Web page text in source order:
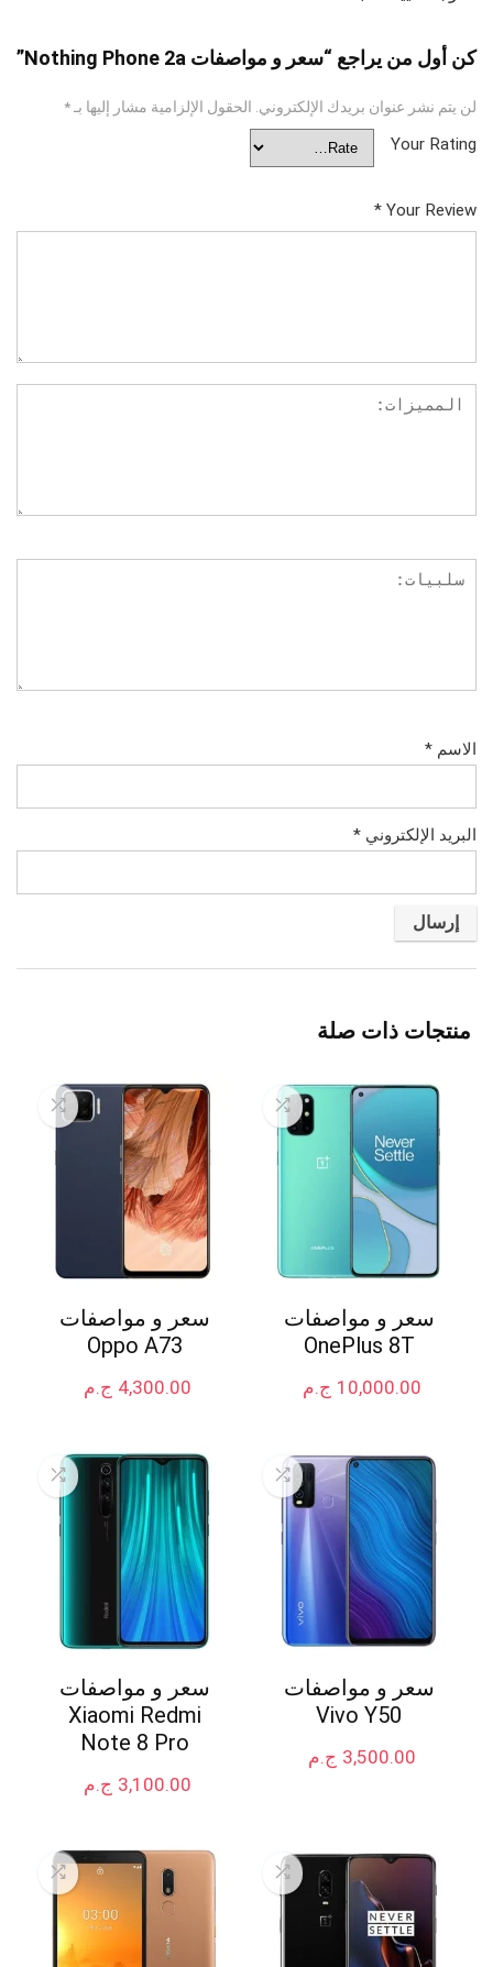
كن أول من يراجع “سعر و مواصفات Nothing Phone 2a”
لن يتم نشر عنوان بريدك الإلكتروني. الحقول الإلزامية مشار إليها بـ*
Your Rating
Your Review
*
الاسم *
البريد الإلكتروني *
منتجات ذات صلة
سعر و مواصفات
OnePlus 8T
ج.م 10,000.00
سعر و مواصفات
Oppo A73
ج.م 4,300.00
سعر و مواصفات
Vivo Y50
ج.م 3,500.00
سعر و مواصفات
Xiaomi Redmi
Note 8 Pro
ج.م 3,100.00